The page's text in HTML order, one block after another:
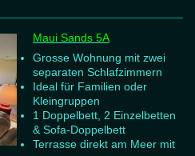
Maui Sands 5A
Grosse Wohnung mit zwei
separaten Schlafzimmern
Ideal für Familien oder
Kleingruppen
1 Doppelbett, 2 Einzelbetten
& Sofa-Doppelbett
Terrasse direkt am Meer mit